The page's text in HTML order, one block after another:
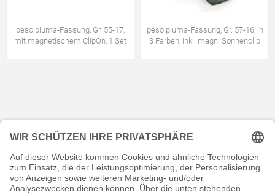
peso piuma-Fassung, Gr. 55-17,
mit magnetischem ClipOn, 1 Set
peso piuma-Fassung, Gr. 57-16, in
3 Farben, inkl. magn. Sonnenclip